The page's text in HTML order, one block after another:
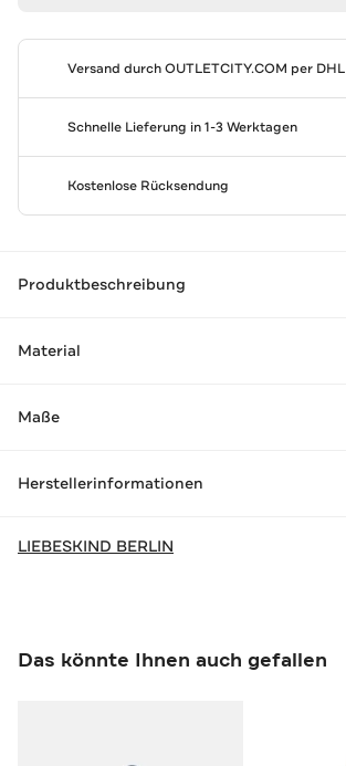
Versand durchOUTLETCITY.COM per DHL
Schnelle Lieferung in 1-3 Werktagen
Kostenlose Rücksendung
Produktbeschreibung
Material
Maße
Herstellerinformationen
LIEBESKIND BERLIN
Das könnte Ihnen auch gefallen